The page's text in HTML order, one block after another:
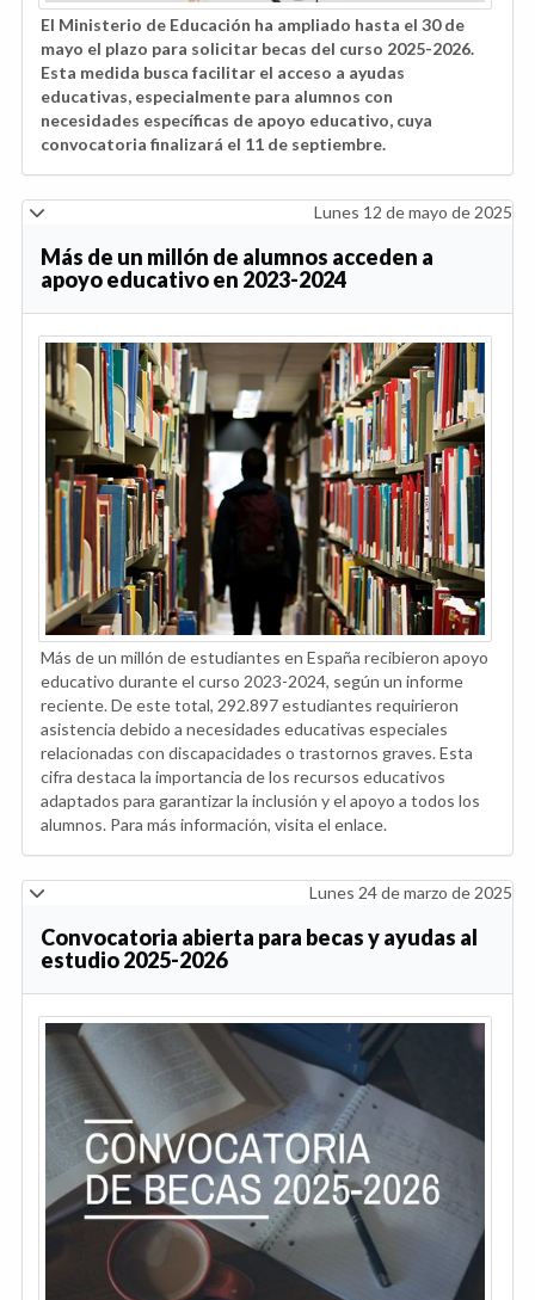
El Ministerio de Educación ha ampliado hasta el 30 de
mayo el plazo para solicitar becas del curso 2025-2026.
Esta medida busca facilitar el acceso a ayudas
educativas, especialmente para alumnos con
necesidades específicas de apoyo educativo, cuya
convocatoria finalizará el 11 de septiembre.
Lunes 12 de mayo de 2025
Más de un millón de alumnos acceden a
apoyo educativo en 2023-2024
Más de un millón de estudiantes en España recibieron apoyo
educativo durante el curso 2023-2024, según un informe
reciente. De este total, 292.897 estudiantes requirieron
asistencia debido a necesidades educativas especiales
relacionadas con discapacidades o trastornos graves. Esta
cifra destaca la importancia de los recursos educativos
adaptados para garantizar la inclusión y el apoyo a todos los
alumnos. Para más información, visita el enlace.
Lunes 24 de marzo de 2025
Convocatoria abierta para becas y ayudas al
estudio 2025-2026